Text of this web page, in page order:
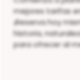
mejores tarifas
¡Reserva hoy
historia,
para ofrecer al